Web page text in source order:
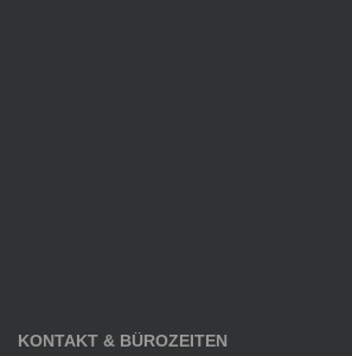
KONTAKT & BÜROZEITEN